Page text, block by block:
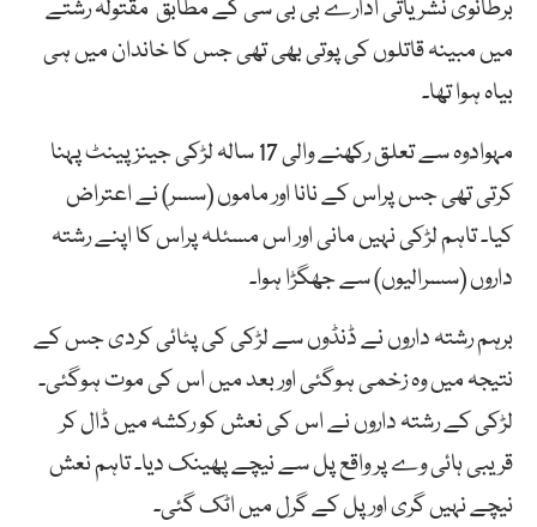
برطانوی نشریاتی ادارے بی بی سی کے مطابق مقتولہ رشتے
میں مبینہ قاتلوں کی پوتی بھی تھی جس کا خاندان میں ہی
بیاہ ہوا تھا۔
مہوادوہ سے تعلق رکھنے والی 17 سالہ لڑکی جینز پینٹ پہنا
کرتی تھی جس پراس کے نانا اور ماموں (سسر) نے اعتراض
کیا۔ تاہم لڑکی نہیں مانی اور اس مسئلہ پراس کا اپنے رشتہ
داروں (سسرالیوں) سے جھگڑا ہوا۔
برہم رشتہ داروں نے ڈنڈوں سے لڑکی کی پٹائی کردی جس کے
نتیجہ میں وہ زخمی ہوگئی اور بعد میں اس کی موت ہوگئی۔
لڑکی کے رشتہ داروں نے اس کی نعش کو رکشہ میں ڈال کر
قریبی ہائی وے پر واقع پل سے نیچے پھینک دیا۔ تاہم نعش
نیچے نہیں گری اور پل کے گرل میں اٹک گئی۔